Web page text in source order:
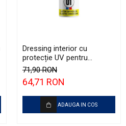
Dressing interior cu
protecție UV pentru
plastice - Shiny Garage
Satin (500ml)
71,90 RON
64,71 RON
ADAUGA IN COS